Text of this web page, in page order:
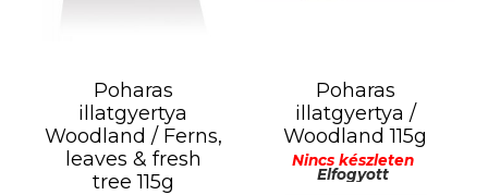
Poharas
illatgyertya
Woodland / Ferns,
leaves & fresh
tree 115g
Poharas
illatgyertya /
Woodland 115g
Nincs készleten
Elfogyott